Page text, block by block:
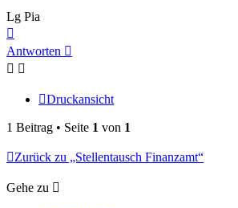
Lg Pia
oben
Antworten
Druckansicht
1 Beitrag • Seite 1 von 1
Zurück zu „Stellentausch Finanzamt“
Gehe zu